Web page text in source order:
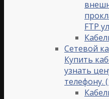
FTP
Сетевой
Купить
узнать
телефону.